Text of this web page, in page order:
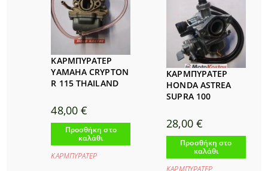
ΚΑΡΜΠΥΡΑΤΕΡ
YAMAHA CRYPTON
R 115 THAILAND
48,00€
Προσθήκη στο
καλάθι
ΚΑΡΜΠΥΡΑΤΕΡ
ΚΑΡΜΠΥΡΑΤΕΡ
HONDA ASTREA
SUPRA 100
28,00 €
Προσθήκη στο
καλάθι